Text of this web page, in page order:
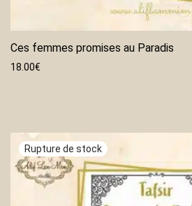
Ces femmes promises au Paradis
18.00€